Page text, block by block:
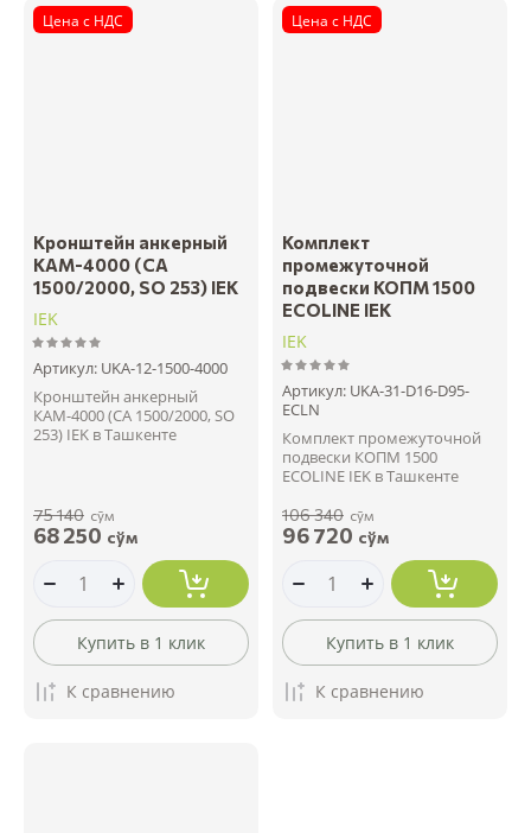
Цена с НДС
Кронштейн анкерный
КАМ-4000 (CA
1500/2000, SO 253) IEK
IEK
Артикул: UKA-12-1500-4000
Кронштейн анкерный
КАМ-4000 (CA 1500/2000, SO
253) IEK в Ташкенте
75 140 сўм
68 250 сўм
Купить в 1 клик
К сравнению
Цена с НДС
Комплект
промежуточной
подвески КОПМ 1500
ECOLINE IEK
IEK
Артикул: UKA-31-D16-D95-
ECLN
Комплект промежуточной
подвески КОПМ 1500
ECOLINE IEK в Ташкенте
106 340 сўм
96 720 сўм
Купить в 1 клик
К сравнению